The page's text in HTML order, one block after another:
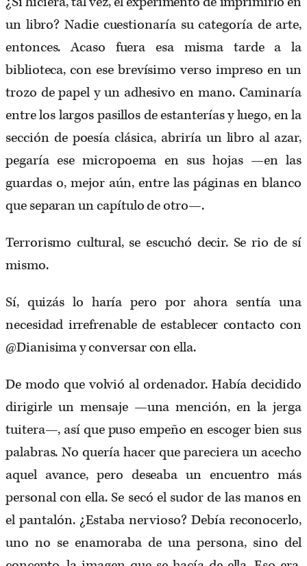
un libro? Nadie cuestionaría su categoría de arte,
entonces. Acaso fuera esa misma tarde a la
biblioteca, con ese brevísimo verso impreso en un
trozo de papel y un adhesivo en mano. Caminaría
entre los largos pasillos de estanterías y luego, en la
sección de poesía clásica, abriría un libro al azar,
pegaría ese micropoema en sus hojas —en las
guardas o, mejor aún, entre las páginas en blanco
que separan un capítulo de otro—.
Terrorismo cultural, se escuchó decir. Se rio de sí
mismo.
Sí, quizás lo haría pero por ahora sentía una
necesidad irrefrenable de establecer contacto con
@Dianisima y conversar con ella.
De modo que volvió al ordenador. Había decidido
dirigirle un mensaje —una mención, en la jerga
tuitera—, así que puso empeño en escoger bien sus
palabras. No quería hacer que pareciera un acecho
aquel avance, pero deseaba un encuentro más
personal con ella. Se secó el sudor de las manos en
el pantalón. ¿Estaba nervioso? Debía reconocerlo,
uno no se enamoraba de una persona, sino del